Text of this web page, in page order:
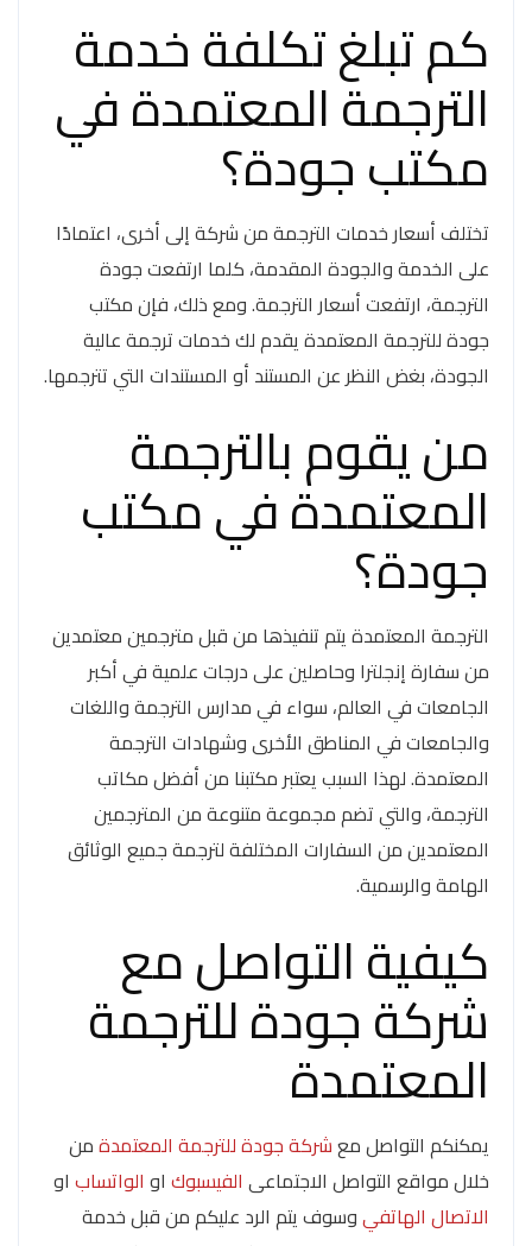
كم تبلغ تكلفة خدمة
الترجمة المعتمدة في
مكتب جودة؟
تختلف أسعار خدمات الترجمة من شركة إلى أخرى، اعتمادًا
على الخدمة والجودة المقدمة، كلما ارتفعت جودة
الترجمة، ارتفعت أسعار الترجمة. ومع ذلك، فإن مكتب
جودة للترجمة المعتمدة يقدم لك خدمات ترجمة عالية
الجودة، بغض النظر عن المستند أو المستندات التي تترجمها.
من يقوم بالترجمة
المعتمدة في مكتب
جودة؟
الترجمة المعتمدة يتم تنفيذها من قبل مترجمين معتمدين
من سفارة إنجلترا وحاصلين على درجات علمية في أكبر
الجامعات في العالم، سواء في مدارس الترجمة واللغات
والجامعات في المناطق الأخرى وشهادات الترجمة
المعتمدة. لهذا السبب يعتبر مكتبنا من أفضل مكاتب
الترجمة، والتي تضم مجموعة متنوعة من المترجمين
المعتمدين من السفارات المختلفة لترجمة جميع الوثائق
الهامة والرسمية.
كيفية التواصل مع
شركة جودة للترجمة
المعتمدة
يمكنكم التواصل معشركة جودة للترجمة المعتمدةمن
خلال مواقع التواصل الاجتماعى الفيسبوك او الواتساب او
الاتصال الهاتفيوسوف يتم الرد عليكم من قبل خدمة